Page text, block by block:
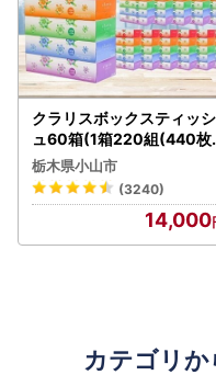
クラリスボックスティッシ
ュ60箱(1箱220組(440枚
(5個入り×12セット)【配送
不可地域：離島・沖縄県】
【1256759】
栃木県小山市
(3240)
14,000
カテゴリ